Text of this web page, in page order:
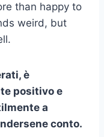
than happy to
weird, but
è
positivo e
a
conto.